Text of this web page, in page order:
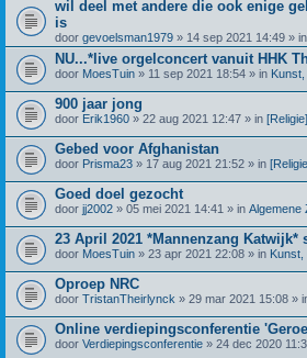
wil deel met andere die ook enige
is
door gevoelsman1979 » 14 sep 2021 14:49 » in
NU...*live orgelconcert vanuit HHK
door MoesTuin » 11 sep 2021 18:54 » in
900 jaar jong
door Erik1960 » 22 aug 2021 12:47 » in
Gebed voor Afghanistan
door Prisma23 » 17 aug 2021 21:52 » in
Goed doel gezocht
door jj2002 » 05 mei 2021 14:41 » in Algemene
23 April 2021 *Mannenzang
door MoesTuin » 23 apr 2021 22:08 » in Kunst,
Oproep NRC
door TristanTheirlynck » 29 mar 2021 15:08 »
Online verdiepingsconferentie
door Verdiepingsconferentie » 24 dec 2020